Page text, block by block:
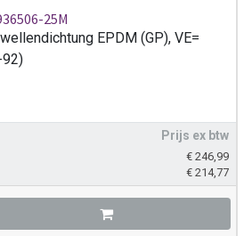
25M
EPDM (GP), VE=
Prijs ex btw
€ 246,99
€ 214,77